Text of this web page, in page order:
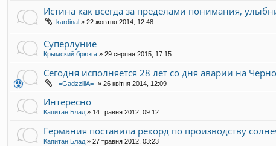
Истина как всегда за пределами понимания,
kardinal » 22 жовтня 2014, 12:48
Суперлуние
Крымский брюзга » 29 серпня 2015, 17:15
Сегодня исполняется 28 лет со дня аварии на
-=GadzzillA=- » 26 квітня 2014, 12:09
Интересно
Капитан Блад » 14 травня 2012, 09:12
Германия поставила рекорд по производству
Капитан Блад » 27 травня 2012, 03:23